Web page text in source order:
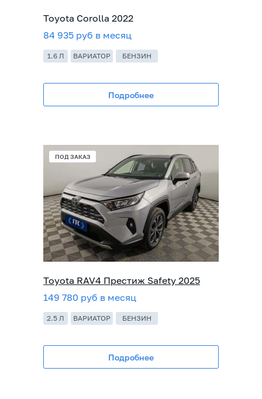
1.6 Л ВАРИАТОР БЕНЗИН
Toyota Corolla 2022
84 935 руб в месяц
Подробнее
2.5 Л ВАРИАТОР БЕНЗИН
Toyota RAV4 Престиж Safety 2025
149 780 руб в месяц
Подробнее
ПОД ЗАКАЗ